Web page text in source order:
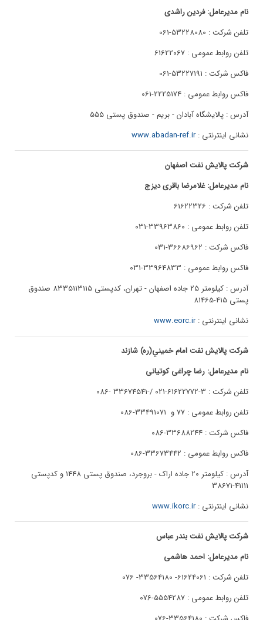
نام مدیرعامل: فردین راشدی
تلفن شرکت : 53228080-061
تلفن روابط عمومی : 61622067
فاکس شرکت : 53227191-061
فاکس روابط عمومی : 2225174-061
آدرس : پالایشگاه آبادان - بريم - صندوق پستی 555
نشانی اینترنتی :www.abadan-ref.ir
شرکت پالایش نفت اصفهان
نام مدیرعامل: غلامرضا باقری دیزج
تلفن شرکت : 61622326
تلفن روابط عمومی : 33963860-031
فاکس شرکت : 36686962-031
فاکس روابط عمومی : 33964833-031
آدرس : کیلومتر 25 جاده اصفهان - تهران، کدپستی 8335113115 صندوق
پستی 415-81465
نشانی اینترنتی :www.eorc.ir
شرکت پالایش نفت امام خميني(ره) شازند
نام مدیرعامل: رضا چراغی کوتیانی
تلفن شرکت : 3-61622772-021 /-33674541 -086
تلفن روابط عمومی : 77 و 33491071-086
فاکس شرکت : 33688244-086
فاکس روابط عمومی : 33673442-086
آدرس : کیلومتر 20 جاده اراک - بروجرد، صندوق پستی 1448 و کدپستی
41111-38671
نشانی اینترنتی :www.ikorc.ir
شرکت پالایش نفت بندر عباس
نام مدیرعامل: احمد هاشمی
تلفن شرکت : 61624061- 33564180- 076
تلفن روابط عمومی : 5554287-076